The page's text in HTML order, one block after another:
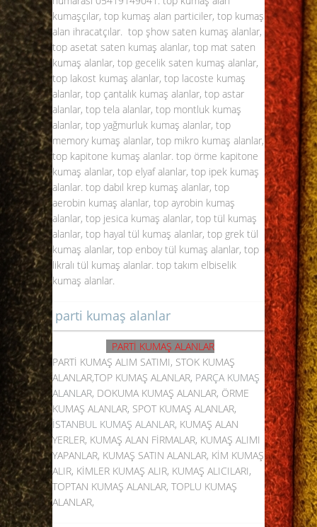
kumaşçılar, top kumaş alan particiler, top kumaş
alan ihracatçılar. top şhow saten kumaş alanlar,
top asetat saten kumaş alanlar, top mat saten
kumaş alanlar, top gecelik saten kumaş alanlar,
top lakost kumaş alanlar, top lacoste kumaş
alanlar, top çantalık kumaş alanlar, top astar
alanlar, top tela alanlar, top montluk kumaş
alanlar, top yağmurluk kumaş alanlar, top
memory kumaş alanlar, top mikro kumaş alanlar,
top kapitone kumaş alanlar. top örme kapitone
kumaş alanlar, top elyaf alanlar, top ipek kumaş
alanlar. top dabıl krep kumaş alanlar, top
aerobin kumaş alanlar, top ayrobin kumaş
alanlar, top jesica kumaş alanlar, top tül kumaş
alanlar, top hayal tül kumaş alanlar, top grek tül
kumaş alanlar, top enboy tül kumaş alanlar, top
likralı tül kumaş alanlar. top takım elbiselik
kumaş alanlar.
parti kumaş alanlar
PARTİ KUMAŞ ALANLAR
PARTİ KUMAŞ ALIM SATIMI, STOK KUMAŞ
ALANLAR,TOP KUMAŞ ALANLAR, PARÇA KUMAŞ
ALANLAR, DOKUMA KUMAŞ ALANLAR, ÖRME
KUMAŞ ALANLAR, SPOT KUMAŞ ALANLAR,
İSTANBUL KUMAŞ ALANLAR, KUMAŞ ALAN
YERLER, KUMAŞ ALAN FİRMALAR, KUMAŞ ALIMI
YAPANLAR, KUMAŞ SATIN ALANLAR, KİM KUMAŞ
ALIR, KİMLER KUMAŞ ALIR, KUMAŞ ALICILARI,
TOPTAN KUMAŞ ALANLAR, TOPLU KUMAŞ
ALANLAR,